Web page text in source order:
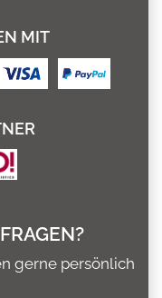
MIT
gerne persönlich